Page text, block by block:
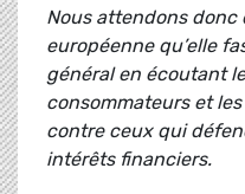
Nous attendons donc
européenne qu’elle
général en écoutant
consommateurs et
contre ceux qui
intérêts financiers.